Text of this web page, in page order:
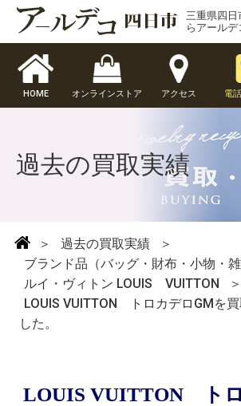
三重県四日
らアールデ
HOME オンラインストア アクセス 電
過去の買取実績
＞ 過去の買取実績
＞
ブランド品（バッグ・財布・小物・雑
ルイ・ヴィトン LOUIS VUITTON
＞
LOUIS VUITTON トロカデロGMを
した。
LOUIS VUITTON ト